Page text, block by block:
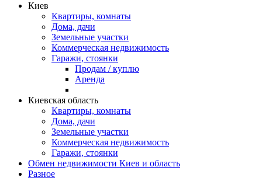
Киев
Квартиры, комнаты
Дома, дачи
Земельные участки
Коммерческая недвижимость
Гаражи, стоянки
Продам / куплю
Аренда
Киевская область
Квартиры, комнаты
Дома, дачи
Земельные участки
Коммерческая недвижимость
Гаражи, стоянки
Обмен недвижимости Киев и область
Разное